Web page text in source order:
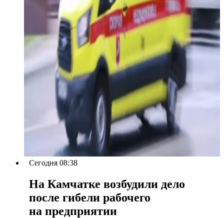
Сегодня 08:38
На Камчатке возбудили дело
после гибели рабочего
на предприятии